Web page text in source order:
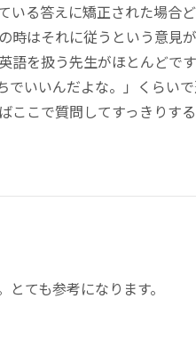
いる答えに矯正された場合
時はそれに従うという意見
語を扱う先生がほとんどで
でいいんだよな。」くらい
ここで質問してすっきりす
とても参考になります。